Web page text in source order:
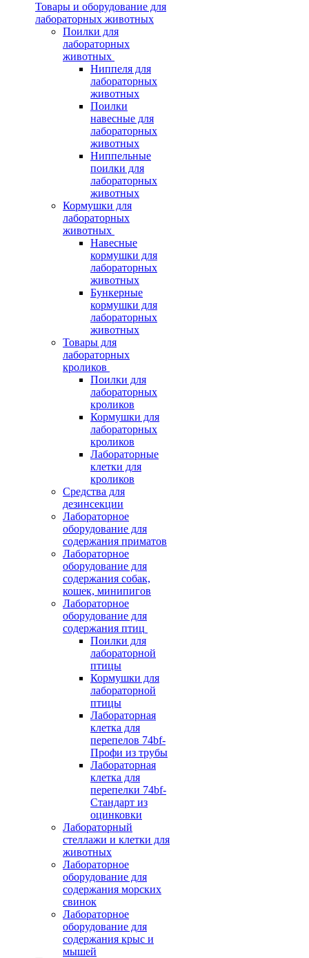
Товары и оборудование для
лабораторных животных
Поилки для
лабораторных
животных
Ниппеля для
лабораторных
животных
Поилки
навесные для
лабораторных
животных
Ниппельные
поилки для
лабораторных
животных
Кормушки для
лабораторных
животных
Навесные
кормушки для
лабораторных
животных
Бункерные
кормушки для
лабораторных
животных
Товары для
лабораторных
кроликов
Поилки для
лабораторных
кроликов
Кормушки для
лабораторных
кроликов
Лабораторные
клетки для
кроликов
Средства для
дезинсекции
Лабораторное
оборудование для
содержания приматов
Лабораторное
оборудование для
содержания собак,
кошек, минипигов
Лабораторное
оборудование для
содержания птиц
Поилки для
лабораторной
птицы
Кормушки для
лабораторной
птицы
Лабораторная
клетка для
перепелов 74bf-
Профи из трубы
Лабораторная
клетка для
перепелки 74bf-
Стандарт из
оцинковки
Лабораторный
стеллажи и клетки для
животных
Лабораторное
оборудование для
содержания морских
свинок
Лабораторное
оборудование для
содержания крыс и
мышей